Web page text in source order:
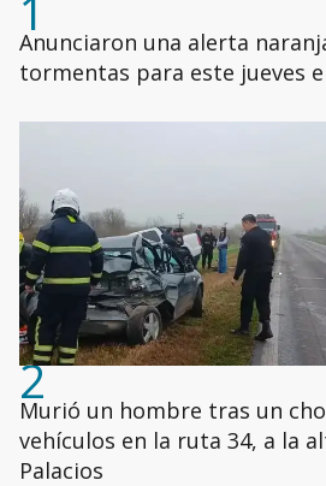
Anunciaron una alerta
tormentas para este jueves
2
Murió un hombre tras un
vehículos en la ruta 34, a la
Palacios